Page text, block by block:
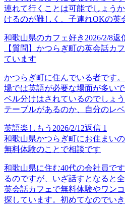
連れて行くことは可能でしょう
けるのが難しく、子連れOKの英
和歌山県のカフェ好き 2026/2/8返
【質問】かつらぎ町の英会話カ
ています
かつらぎ町に住んでいる者です
場では英語が必要な場面が多い
ベル分けはされているのでしょ
テーブルがあるのか、自分のレ
英語楽しもう 2026/2/12返信 1
和歌山県かつらぎ町にお住まい
無料体験のことで相談です
和歌山県に住む40代の会社員で
るのですが、いざ話すとなると
英会話カフェで無料体験やワン
探しています。初めてなのでい